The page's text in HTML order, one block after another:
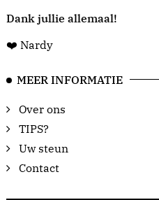
Dank jullie allemaal!
❤️ Nardy
MEER INFORMATIE
Over ons
TIPS?
Uw steun
Contact